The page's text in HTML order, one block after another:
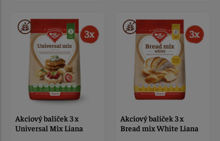
Akciový balíček 3 x
Universal Mix Liana
Akciový balíček 3 x
Bread mix White Liana